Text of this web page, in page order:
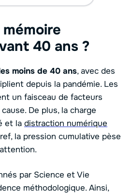
mémoire
40 ans ?
moins de 40 ans, avec des
depuis la pandémie. Les
un faisceau de facteurs
De plus, la charge
et la distraction numérique
la pression cumulative pèse
par Science et Vie
méthodologique. Ainsi,